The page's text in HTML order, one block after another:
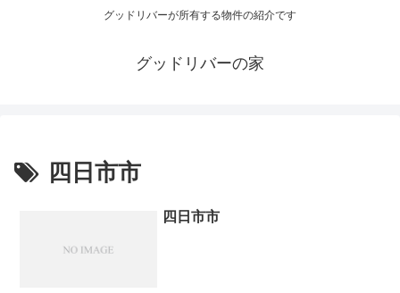
グッドリバーが所有する物件の紹介です
グッドリバーの家
四日市市
四日市市